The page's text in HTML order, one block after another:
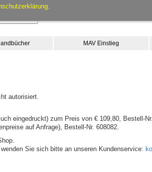
.
MAV Einstieg
autorisiert.
eingedruckt) zum Preis von € 109,80, Bestell-
auf Anfrage), Bestell-Nr. 608082.
Sie sich bitte an unseren Kundenservice: